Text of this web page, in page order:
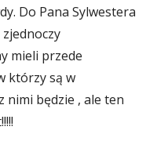
Do Pana Sylwestera
mieli przede
którzy są w
nimi będzie , ale ten